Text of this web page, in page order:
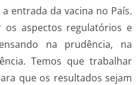
entrada da vacina no País.
os aspectos regulatórios e
na prudência, na
Temos que trabalhar
que os resultados sejam